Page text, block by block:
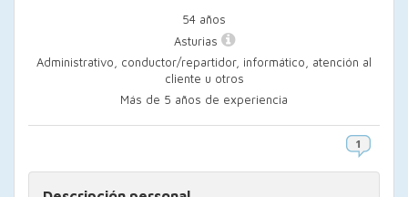
54 años
Asturias
Administrativo, conductor/repartidor, informático, atención al
cliente u otros
Más de 5 años de experiencia